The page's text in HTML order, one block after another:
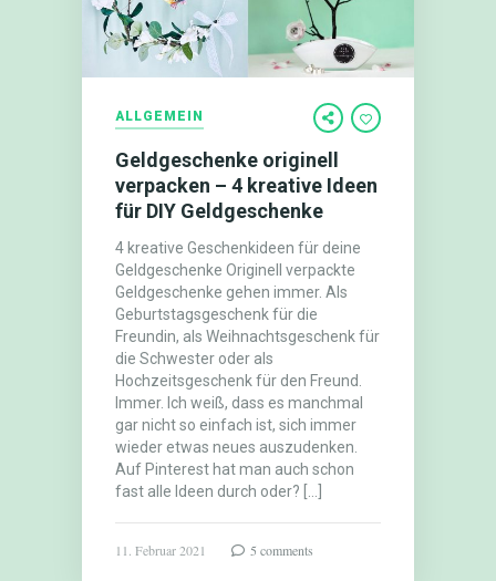
ALLGEMEIN
Geldgeschenke originell
verpacken – 4 kreative Ideen
für DIY Geldgeschenke
4 kreative Geschenkideen für deine
Geldgeschenke Originell verpackte
Geldgeschenke gehen immer. Als
Geburtstagsgeschenk für die
Freundin, als Weihnachtsgeschenk für
die Schwester oder als
Hochzeitsgeschenk für den Freund.
Immer. Ich weiß, dass es manchmal
gar nicht so einfach ist, sich immer
wieder etwas neues auszudenken.
Auf Pinterest hat man auch schon
fast alle Ideen durch oder? […]
11. Februar 2021 5 comments